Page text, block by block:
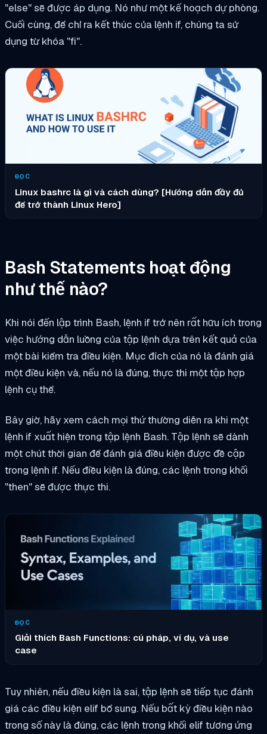
"else" sẽ được áp dụng. Nó như một kế hoạch dự phòng.
Cuối cùng, để chỉ ra kết thúc của lệnh if, chúng ta sử
dụng từ khóa "fi".
ĐỌC
Linux bashrc là gì và cách dùng? [Hướng dẫn đầy đủ
để trở thành Linux Hero]
Bash Statements hoạt động
như thế nào?
Khi nói đến lập trình Bash, lệnh if trở nên rất hữu ích trong
việc hướng dẫn luồng của tập lệnh dựa trên kết quả của
một bài kiểm tra điều kiện. Mục đích của nó là đánh giá
một điều kiện và, nếu nó là đúng, thực thi một tập hợp
lệnh cụ thể.
Bây giờ, hãy xem cách mọi thứ thường diễn ra khi một
lệnh if xuất hiện trong tập lệnh Bash. Tập lệnh sẽ dành
một chút thời gian để đánh giá điều kiện được đề cập
trong lệnh if. Nếu điều kiện là đúng, các lệnh trong khối
"then" sẽ được thực thi.
ĐỌC
Giải thích Bash Functions: cú pháp, ví dụ, và use
case
Tuy nhiên, nếu điều kiện là sai, tập lệnh sẽ tiếp tục đánh
giá các điều kiện elif bổ sung. Nếu bất kỳ điều kiện nào
trong số này là đúng, các lệnh trong khối elif tương ứng